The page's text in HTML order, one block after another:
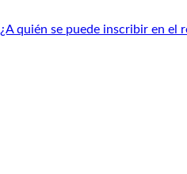
¿A quién se puede inscribir en el